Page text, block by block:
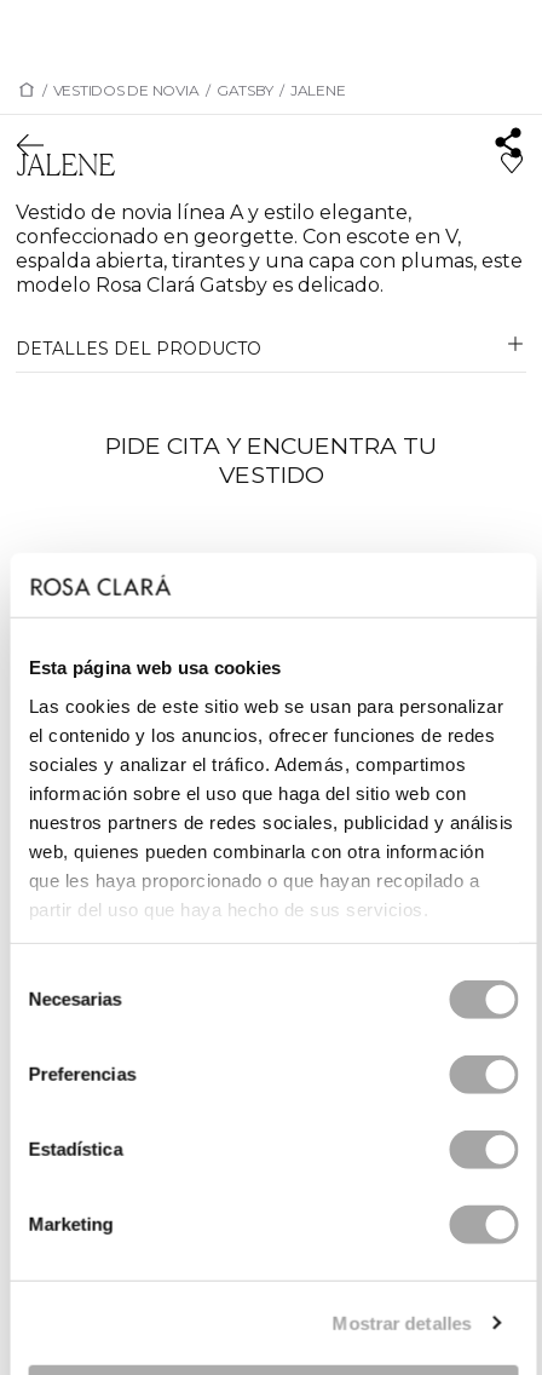
Esta página web usa cookies
Las cookies de este sitio web se usan para personalizar
el contenido y los anuncios, ofrecer funciones de redes
sociales y analizar el tráfico. Además, compartimos
información sobre el uso que haga del sitio web con
nuestros partners de redes sociales, publicidad y análisis
web, quienes pueden combinarla con otra información
que les haya proporcionado o que hayan recopilado a
partir del uso que haya hecho de sus servicios.
Necesarias
Preferencias
Estadística
Marketing
Mostrar detalles
/ VESTIDOS DE NOVIA / GATSBY / JALENE
JALENE
Vestido de novia línea A y estilo elegante,
confeccionado en georgette. Con escote en V,
espalda abierta, tirantes y una capa con plumas, este
modelo Rosa Clará Gatsby es delicado.
DETALLES DEL PRODUCTO
PIDE CITA Y ENCUENTRA TU
VESTIDO